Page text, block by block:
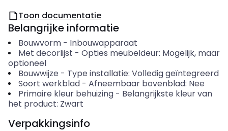
Toon documentatie
Belangrijke informatie
Bouwvorm- Inbouwapparaat
Met decorlijst - Opties meubeldeur: Mogelijk, maar
optioneel
Bouwwijze - Type installatie: Volledig geïntegreerd
Soort werkblad- Afneembaar bovenblad: Nee
Primaire kleur behuizing- Belangrijkste kleur van
het product: Zwart
Verpakkingsinfo